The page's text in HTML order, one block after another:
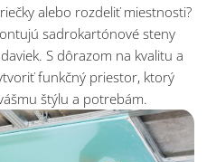
alebo rozdeliť miestnosti?
sadrokartónové steny
S dôrazom na kvalitu a
funkčný priestor, ktorý
štýlu a potrebám.